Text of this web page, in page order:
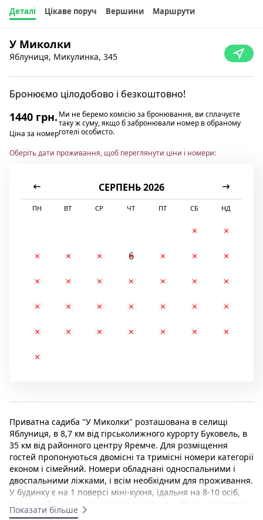
Деталі Цікаве поруч Вершини Маршрути
У Миколки
Яблуниця, Микулинка, 345
Бронюємо цілодобово і безкоштовно!
1440 грн.
Ціна за номер
Ми не беремо комісію за бронювання, ви сплачуєте
таку ж суму, якщо б забронювали номер в обраному
готелі особисто.
Оберіть дати проживання, щоб переглянути ціни і номери:
СЕРПЕНЬ 2026
ПН ВТ СР ЧТ ПТ СБ НД
1
2
3
4 5 6 7 8
9
10
11 12 13 14 15
16
17
18 19 20 21 22
23
24
25 26 27 28 29
30
31
Приватна садиба "У Миколки" розташована в селищі
Яблуниця, в 8,7 км від гірськолижного курорту Буковель, в
35 км від районного центру Яремче. Для розміщення
гостей пропонуються двомісні та тримісні номери категорії
економ і сімейний. Номери обладнані односпальними і
двоспальними ліжками, і всім необхідним для проживання.
У будинку є на 1 поверсі міні-кухня, їдальня на 8-10 осіб,
двомісний номер і санвузол з душовою кабіною, туалетом
та умивальником. На 2 поверсі знаходяться номера гостей
Показати більше